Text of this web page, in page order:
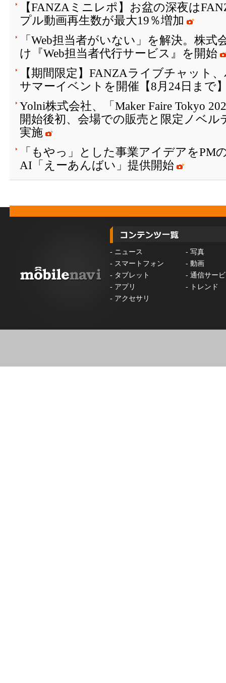
【FANZAミニレポ】お盆の深夜は
プル動画再生数が最大19％増加
「Web担当者がいない」を解決。株式
け『Web担当者代行サービス』を開始
【期間限定】FANZAライブチャット
サマーイベントを開催【8月24日まで
Yolni株式会社、「Maker Faire Tokyo
開始後初、会場での販売と限定ノベ
実施
「もやっ」とした事業アイデアをPM
AI「えーあんばい」提供開始
- ニュース - 写真
- スマートフォン - 動画
- タブレット - 通信サー
- アプリ -
トレンド
- アクセサリ